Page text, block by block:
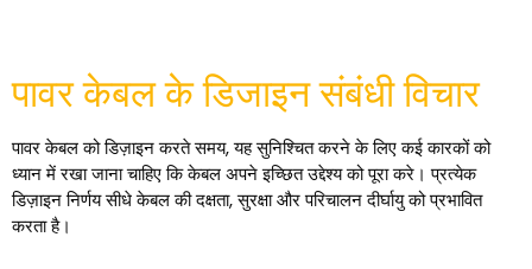
पावर केबल के डिजाइन संबंधी विचार
पावर केबल को डिज़ाइन करते समय, यह सुनिश्चित करने के लिए कई कारकों को
ध्यान में रखा जाना चाहिए कि केबल अपने इच्छित उद्देश्य को पूरा करे। प्रत्येक
डिज़ाइन निर्णय सीधे केबल की दक्षता, सुरक्षा और परिचालन दीर्घायु को प्रभावित
करता है।